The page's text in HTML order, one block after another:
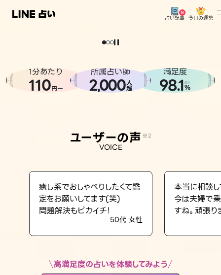
占い記事 今日の運勢
相談事例
占い記事
LINE占いを開く
※LINEアプリ内のサービスページへ遷移します
どうせなら
。
1分あたり
110円〜
所属占い師
2,000人
超
満足度
98.1※1
%
ユーザーの声 ※2
VOICE
癒し系でおしゃべりしたくて鑑
定をお願いしてます(笑)
問題解決もピカイチ！
50代 女性
本当に相談し
今は夫婦で
すね。頑張り
高満足度の占いを体験してみよう